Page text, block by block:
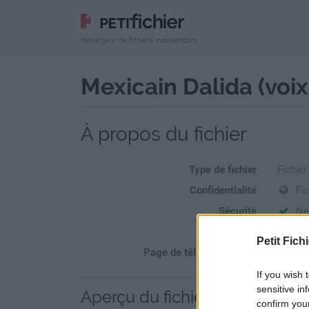
Petit
If you wish
sensitive
confirm
Hébergeur de fichiers indépendant
Mexicain Dalida
À propos du fichier
Type de fichier
Confidentialité
Sécurité
Page de téléchargement
Aperçu du fichier